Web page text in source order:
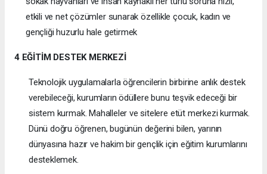
etkili ve net çözümler sunarak özellikle çocuk, kadın ve
gençliği huzurlu hale getirmek
4 EĞİTİM DESTEK MERKEZİ
Teknolojik uygulamalarla öğrencilerin birbirine anlık destek
verebileceği, kurumların ödüllere bunu teşvik edeceği bir
sistem kurmak. Mahalleler ve sitelere etüt merkezi kurmak.
Dünü doğru öğrenen, bugünün değerini bilen, yarının
dünyasına hazır ve hakim bir gençlik için eğitim kurumlarını
desteklemek.